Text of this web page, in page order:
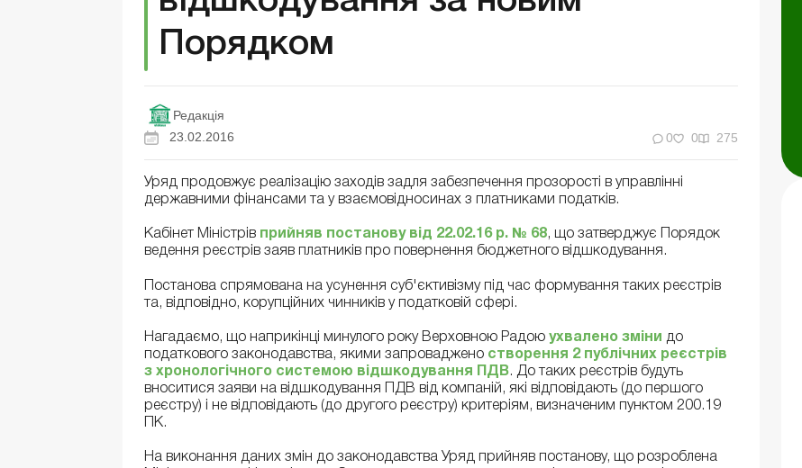
Порядком
Редакція
23.02.2016
0 0 275
Уряд продовжує реалізацію заходів задля забезпечення прозорості в управлінні
державними фінансами та у взаємовідносинах з платниками податків.
Кабінет Міністрів прийняв постанову від 22.02.16 р. № 68, що затверджує Порядок
ведення реєстрів заяв платників про повернення бюджетного відшкодування.
Постанова спрямована на усунення суб'єктивізму під час формування таких реєстрів
та, відповідно, корупційних чинників у податковій сфері.
Нагадаємо, що наприкінці минулого року Верховною Радою ухвалено зміни до
податкового законодавства, якими запроваджено створення 2 публічних реєстрів
з хронологічного системою відшкодування ПДВ. До таких реєстрів будуть
вноситися заяви на відшкодування ПДВ від компаній, які відповідають (до першого
реєстру) і не відповідають (до другого реєстру) критеріям, визначеним пунктом 200.19
ПК.
На виконання даних змін до законодавства Уряд прийняв постанову, що розроблена